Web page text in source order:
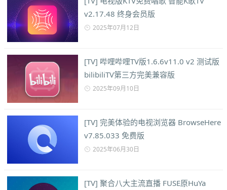
v2.17.48 终身会员版
2025年07月12日
[TV] 哔哩哔哩TV版1.6.6v11.0 v2 测试版
bilibiliTV第三方完美兼容版
2025年09月10日
[TV] 完美体验的电视浏览器 BrowseHere
v7.85.033 免费版
2025年06月30日
[TV] 聚合八大主流直播 FUSE原HuYa